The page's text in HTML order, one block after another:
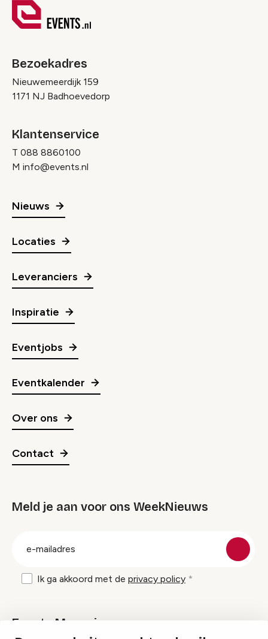
Bezoekadres
Nieuwemeerdijk 159
1171 NJ Badhoevedorp
Klantenservice
T 088 8860100
M info@events.nl
Nieuws
Locaties
Leveranciers
Inspiratie
Eventjobs
Eventkalender
Over ons
Contact
Meld je aan voor ons WeekNieuws
Ik ga akkoord met de privacy policy
Events Magazine